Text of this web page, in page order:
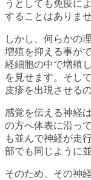
うとしても免疫に
することはありませ
しかし、何らかの
増殖を抑える事が
経細胞の中で増殖
を見せます。そし
皮疹を出現させるの
感覚を伝える神経
の方へ体表に沿っ
も並んで神経が走
部でも同じように
そのため、その神